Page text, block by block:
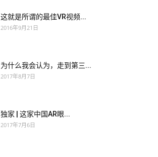
这就是所谓的最佳VR视频...
2016年9月21日
为什么我会认为，走到第三...
2017年8月7日
独家 | 这家中国AR眼...
2017年7月6日